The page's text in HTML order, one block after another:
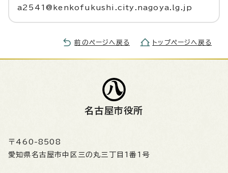
a2541@kenkofukushi.city.nagoya.lg.jp
前のページへ戻る トップページへ戻る
名古屋市役所
〒460-8508
愛知県名古屋市中区三の丸三丁目1番1号